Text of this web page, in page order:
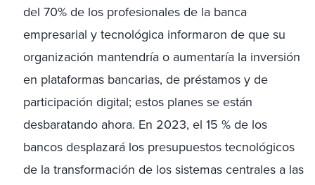
del 70% de los profesionales de la banca
empresarial y tecnológica informaron de que su
organización mantendría o aumentaría la inversión
en plataformas bancarias, de préstamos y de
participación digital; estos planes se están
desbaratando ahora. En 2023, el 15 % de los
bancos desplazará los presupuestos tecnológicos
de la transformación de los sistemas centrales a las